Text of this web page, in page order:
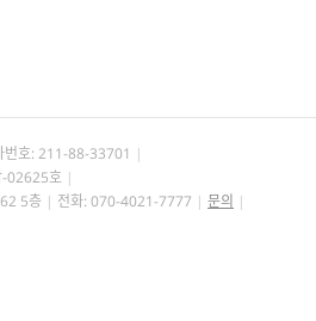
번호: 211-88-33701
-02625호
5층
전화: 070-4021-7777
문의